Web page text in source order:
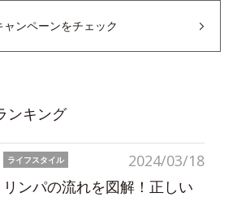
ャンペーンをチェック
ンキング
2024/03/18
ライフスタイル
リンパの流れを図解！正しい